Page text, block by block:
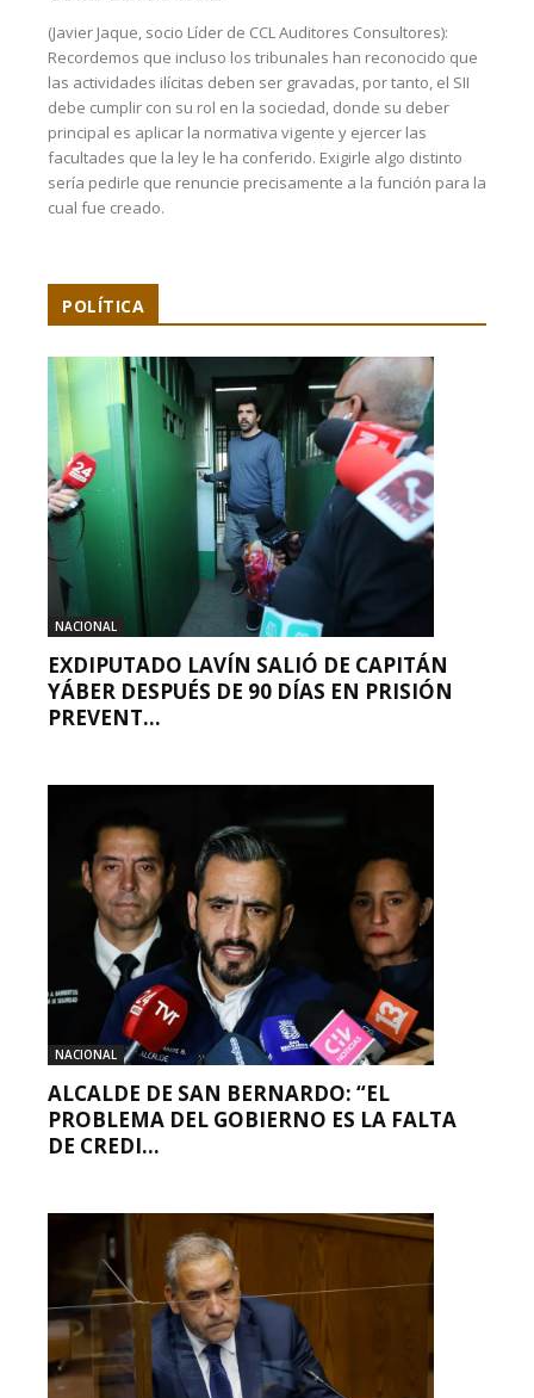
(Javier Jaque, socio Líder de CCL Auditores Consultores):
Recordemos que incluso los tribunales han reconocido que
las actividades ilícitas deben ser gravadas, por tanto, el SII
debe cumplir con su rol en la sociedad, donde su deber
principal es aplicar la normativa vigente y ejercer las
facultades que la ley le ha conferido. Exigirle algo distinto
sería pedirle que renuncie precisamente a la función para la
cual fue creado.
POLÍTICA
NACIONAL
EXDIPUTADO LAVÍN SALIÓ DE CAPITÁN
YÁBER DESPUÉS DE 90 DÍAS EN PRISIÓN
PREVENT...
NACIONAL
ALCALDE DE SAN BERNARDO: “EL
PROBLEMA DEL GOBIERNO ES LA FALTA
DE CREDI...